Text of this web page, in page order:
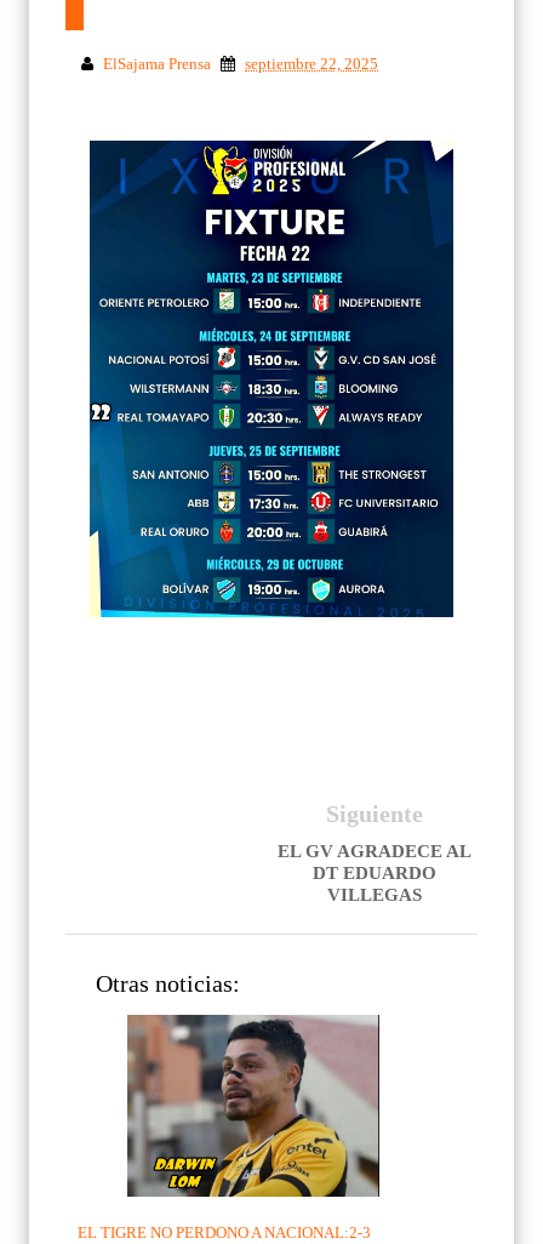
ElSajama Prensa septiembre 22, 2025
Siguiente
EL GV AGRADECE AL
DT EDUARDO
VILLEGAS
Otras noticias:
EL TIGRE NO PERDONO A NACIONAL:2-3